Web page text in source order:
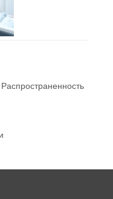
Распространенность